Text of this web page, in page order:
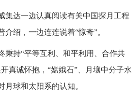
集达一边认真阅读有关中国探月工程
绍，一边连连说着“惊奇”。
秉持“平等互利、和平利用、合作共
真诚怀抱，“嫦娥石”、月壤中分子水
月球和太阳系的认知。